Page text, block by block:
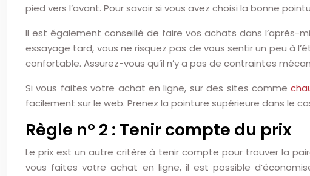
pied vers l’avant. Pour savoir si vous avez choisi la bonne
Il est également conseillé de faire vos achats dans l’après-
essayage tard, vous ne risquez pas de vous sentir un peu à
confortable. Assurez-vous qu’il n’y a pas de contraintes
Si vous faites votre achat en ligne, sur des sites comme
facilement sur le web. Prenez la pointure supérieure dans le
Règle n° 2 : Tenir compte du prix
Le prix est un autre critère à tenir compte pour trouver la
vous faites votre achat en ligne, il est possible